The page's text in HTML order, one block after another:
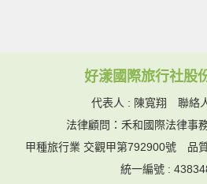
好漾國際旅行社股
代表人 : 陳寬翔 聯絡
法律顧問：禾和國際法律事
甲種旅行業 交觀甲第792900號
品
統一編號 :